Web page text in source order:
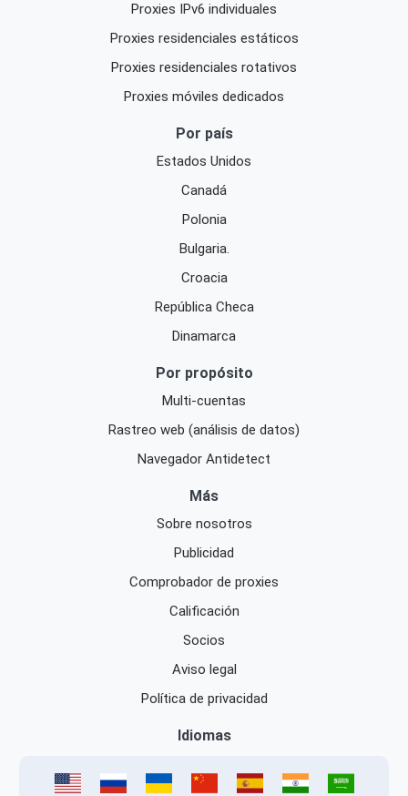
Proxies IPv6 individuales
Proxies residenciales estáticos
Proxies residenciales rotativos
Proxies móviles dedicados
Por país
Estados Unidos
Canadá
Polonia
Bulgaria.
Croacia
República Checa
Dinamarca
Por propósito
Multi-cuentas
Rastreo web (análisis de datos)
Navegador Antidetect
Más
Sobre nosotros
Publicidad
Comprobador de proxies
Calificación
Socios
Aviso legal
Política de privacidad
Idiomas